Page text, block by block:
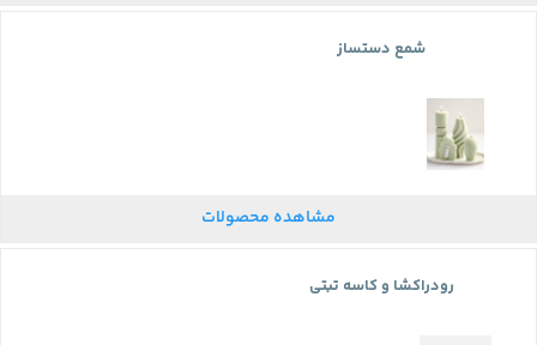
شمع دستساز
مشاهده محصولات
رودراکشا و کاسه تبتی